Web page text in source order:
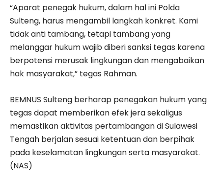
“Aparat penegak hukum, dalam hal ini Polda
Sulteng, harus mengambil langkah konkret. Kami
tidak anti tambang, tetapi tambang yang
melanggar hukum wajib diberi sanksi tegas karena
berpotensi merusak lingkungan dan mengabaikan
hak masyarakat,” tegas Rahman.
BEMNUS Sulteng berharap penegakan hukum yang
tegas dapat memberikan efek jera sekaligus
memastikan aktivitas pertambangan di Sulawesi
Tengah berjalan sesuai ketentuan dan berpihak
pada keselamatan lingkungan serta masyarakat.
(NAS)